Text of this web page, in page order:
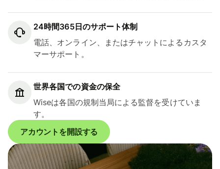
24時間365日のサポート体制
電話、オンライン、またはチャットによるカスタ
マーサポート。
世界各国での資金の保全
Wiseは各国の規制当局による監督を受けていま
す。
アカウントを開設する